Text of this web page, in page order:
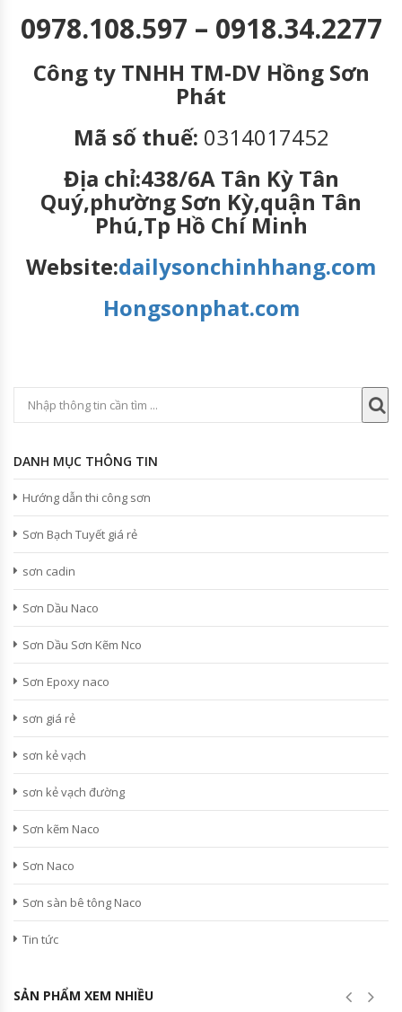
0978.108.597 – 0918.34.2277
Công ty TNHH TM-DV Hồng Sơn
Phát
Mã số thuế: 0314017452
Địa chỉ:438/6A Tân Kỳ Tân
Quý,phường Sơn Kỳ,quận Tân
Phú,Tp Hồ Chí Minh
Website:dailysonchinhhang.com
Hongsonphat.com
DANH MỤC THÔNG TIN
Hướng dẫn thi công sơn
Sơn Bạch Tuyết giá rẻ
sơn cadin
Sơn Dầu Naco
Sơn Dầu Sơn Kẽm Nco
Sơn Epoxy naco
sơn giá rẻ
sơn kẻ vạch
sơn kẻ vạch đường
Sơn kẽm Naco
Sơn Naco
Sơn sàn bê tông Naco
Tin tức
SẢN PHẨM XEM NHIỀU